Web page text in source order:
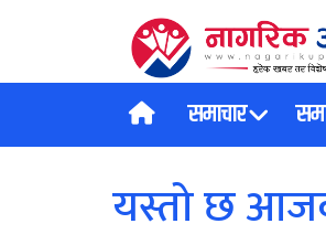
समाचार
यस्तो छ